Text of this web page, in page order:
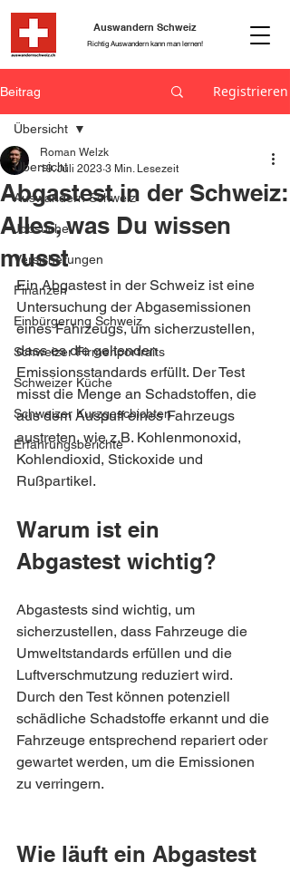
Richtig Auswandern kann man lernen!
Auswandern Schweiz
Beitrag Registrieren
Übersicht
Auswandern Schweiz
Jobsuche
Versicherungen
Finanzen
Einbürgerung Schweiz
Schweizer Firmenportraits
Schweizer Küche
Schweizer Kurzgeschichten
Erfahrungsberichte
Übersicht
Abgastest in der Schweiz:
Alles, was Du wissen
musst
Roman Welzk
19. Juli 2023 3 Min. Lesezeit
Ein Abgastest in der Schweiz ist eine
Untersuchung der Abgasemissionen
eines Fahrzeugs, um sicherzustellen,
dass es die geltenden
Emissionsstandards erfüllt. Der Test
misst die Menge an Schadstoffen, die
aus dem Auspuff eines Fahrzeugs
austreten, wie z.B. Kohlenmonoxid,
Kohlendioxid, Stickoxide und
Rußpartikel.
Warum ist ein
Abgastest wichtig?
Abgastests sind wichtig, um
sicherzustellen, dass Fahrzeuge die
Umweltstandards erfüllen und die
Luftverschmutzung reduziert wird.
Durch den Test können potenziell
schädliche Schadstoffe erkannt und die
Fahrzeuge entsprechend repariert oder
gewartet werden, um die Emissionen
zu verringern.
Wie läuft ein Abgastest